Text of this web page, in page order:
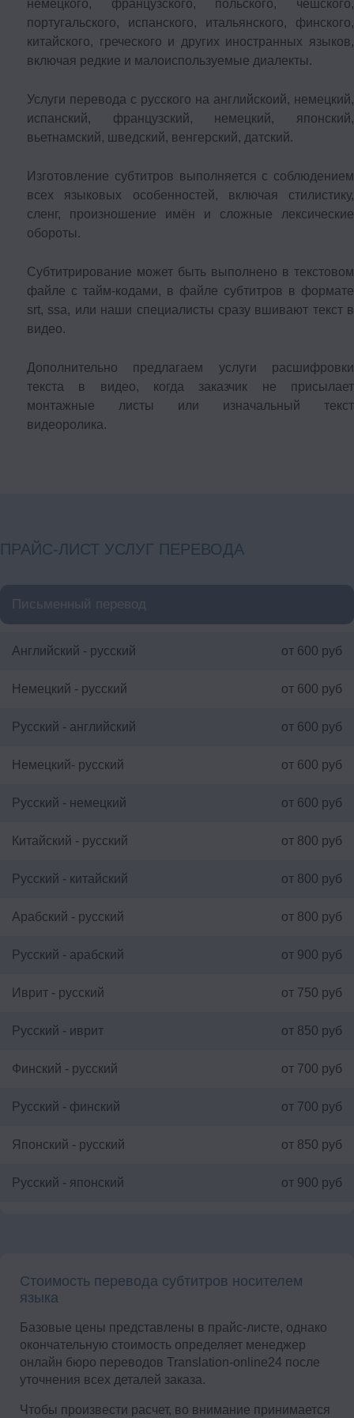
немецкого, французского, польского, чешского,
португальского, испанского, итальянского, финского,
китайского, греческого и других иностранных языков,
включая редкие и малоиспользуемые диалекты.
Услуги перевода с русского на английскоий, немецкий,
испанский, французский, немецкий, японский,
вьетнамский, шведский, венгерский, датский.
Изготовление субтитров выполняется с соблюдением
всех языковых особенностей, включая стилистику,
сленг, произношение имён и сложные лексические
обороты.
Субтитрирование может быть выполнено в текстовом
файле с тайм-кодами, в файле субтитров в формате
srt, ssa, или наши специалисты сразу вшивают текст в
видео.
Дополнительно предлагаем услуги расшифровки
текста в видео, когда заказчик не присылает
монтажные листы или изначальный текст
видеоролика.
ПРАЙС-ЛИСТ УСЛУГ ПЕРЕВОДА
Письменный перевод
Английский - русский от 600 руб
Немецкий - русский от 600 руб
Русский - английский от 600 руб
Немецкий- русский от 600 руб
Русский - немецкий от 600 руб
Китайский - русский от 800 руб
Русский - китайский от 800 руб
Арабский - русский от 800 руб
Русский - арабский от 900 руб
Иврит - русский от 750 руб
Русский - иврит от 850 руб
Финский - русский от 700 руб
Русский - финский от 700 руб
Японский - русский от 850 руб
Русский - японский от 900 руб
Стоимость перевода субтитров носителем
языка
Базовые цены представлены в прайс-листе, однако
окончательную стоимость определяет менеджер
онлайн бюро переводов Translation-online24 после
уточнения всех деталей заказа.
Чтобы произвести расчет, во внимание принимается